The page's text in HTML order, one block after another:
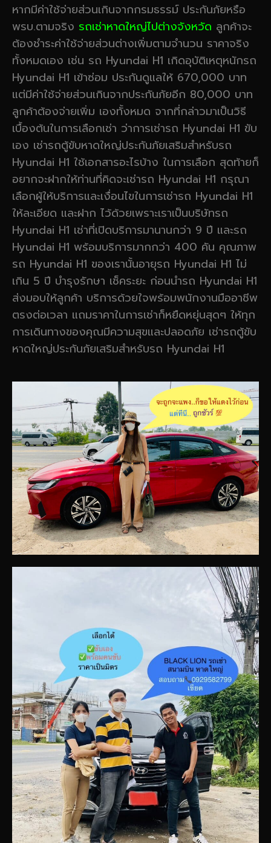
หากมีค่าใช้จ่ายส่วนเกินจากกรมธรรม์ ประกันภัยหรือ
พรบ.ตามจริง รถเช่าหาดใหญ่ไปต่างจังหวัด ลูกค้าจะ
ต้องชำระค่าใช้จ่ายส่วนต่างเพิ่มตามจำนวน ราคาจริง
ทั้งหมดเอง เช่น รถ Hyundai H1 เกิดอุบัติเหตุหนักรถ
Hyundai H1 เข้าซ่อม ประกันดูแลให้ 670,000 บาท
แต่มีค่าใช้จ่ายส่วนเกินจากประกันภัยอีก 80,000 บาท
ลูกค้าต้องจ่ายเพิ่ม เองทั้งหมด จากที่กล่าวมาเป็นวิธี
เบื้องต้นในการเลือกเช่า ว่าการเช่ารถ Hyundai H1 ขับ
เอง เช่ารถตู้ขับหาดใหญ่ประกันภัยเสริมสำหรับรถ
Hyundai H1 ใช้เอกสารอะไรบ้าง ในการเลือก สุดท้ายก็
อยากจะฝากให้ท่านที่คิดจะเช่ารถ Hyundai H1 กรุณา
เลือกผู้ให้บริการและเงื่อนไขในการเช่ารถ Hyundai H1
ให้ละเอียด และฝาก ไว้ด้วยเพราะเราเป็นบริษัทรถ
Hyundai H1 เช่าที่เปิดบริการมานานกว่า 9 ปี และรถ
Hyundai H1 พร้อมบริการมากกว่า 400 คัน คุณภาพ
รถ Hyundai H1 ของเรานั้นอายุรถ Hyundai H1 ไม่
เกิน 5 ปี บำรุงรักษา เช็คระยะ ก่อนนำรถ Hyundai H1
ส่งมอบให้ลูกค้า บริการด้วยใจพร้อมพนักงานมืออาชีพ
ตรงต่อเวลา แถมราคาในการเช่าก็หยืดหยุ่นสุดๆ ให้ทุก
การเดินทางของคุณมีความสุขและปลอดภัย เช่ารถตู้ขับ
หาดใหญ่ประกันภัยเสริมสำหรับรถ Hyundai H1